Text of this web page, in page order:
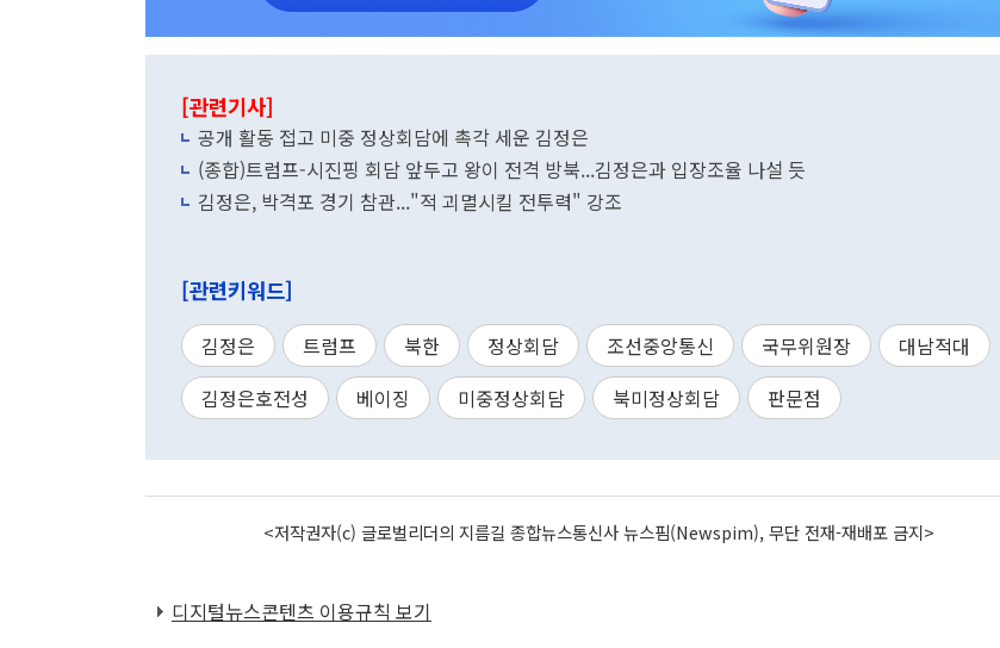
[관련기사]
공개 활동 접고 미중 정상회담에 촉각 세운 김정은
(종합)트럼프-시진핑 회담 앞두고 왕이 전격 방북...김정은과 입장조율 나설 듯
김정은, 박격포 경기 참관..."적 괴멸시킬 전투력" 강조
[관련키워드]
김정은 트럼프 북한 정상회담 조선중앙통신 국무위원장
대남적대
김정은호전성
베이징 미중정상회담 북미정상회담 판문점
<저작권자(c) 글로벌리더의 지름길 종합뉴스통신사 뉴스핌(Newspim), 무단 전재-재배포 금지>
디지털뉴스콘텐츠 이용규칙 보기